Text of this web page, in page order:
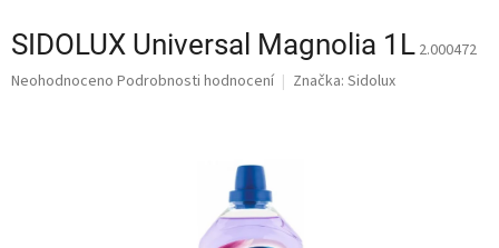
SIDOLUX Universal Magnolia 1L 2.000472
Průměrné
Neohodnoceno Podrobnosti hodnocení Značka: Sidolux